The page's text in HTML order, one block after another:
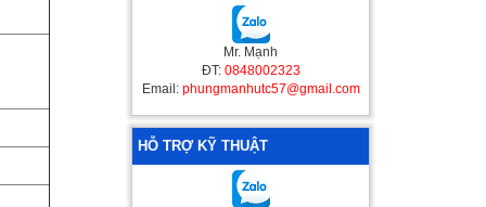
Mr. Mạnh
ĐT: 0848002323
Email: phungmanhutc57@gmail.com
HỖ TRỢ KỸ THUẬT